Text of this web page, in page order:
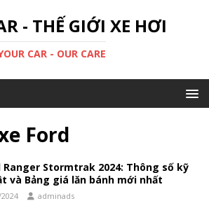
- THẾ GIỚI XE HƠI
CAR - OUR CARE
Ford
Ranger Stormtrak 2024: Thông số kỹ
và Bảng giá lăn bánh mới nhất
adminads